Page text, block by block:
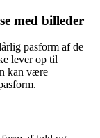
med billeder
pasform af de
lever op til
kan være